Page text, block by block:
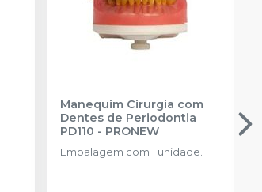
Manequim Cirurgia com
Dentes de Periodontia
PD110 - PRONEW
Embalagem com 1 unidade.